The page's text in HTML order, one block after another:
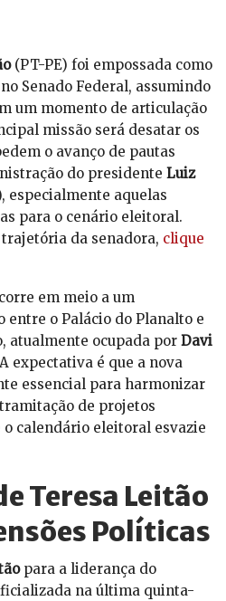
(PT-PE) foi empossada como
Senado Federal, assumindo
um momento de articulação
missão será desatar os
o avanço de pautas
do presidente Luiz
especialmente aquelas
para o cenário eleitoral.
da senadora, clique
em meio a um
o Palácio do Planalto e
atualmente ocupada por Davi
expectativa é que a nova
essencial para harmonizar
de projetos
calendário eleitoral esvazie
Teresa Leitão
Políticas
para a liderança do
na última quinta-